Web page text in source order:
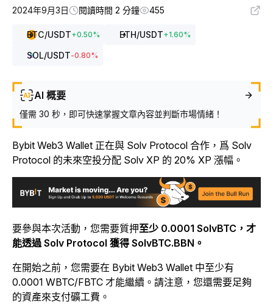
2024年9月3日
閱讀時間 2 分鐘 455
BTC/USDT+0.50% ETH/USDT+1.60%
SOL/USDT-0.80%
AI 概要
僅需 30 秒，即可快速掌握文章內容並判斷市場情緒！
Bybit Web3 Wallet 正在與 Solv Protocol 合作，爲 Solv
Protocol 的未來空投分配 Solv XP 的 20% XP 漲幅。
要參與本次活動，您需要質押至少 0.0001 SolvBTC，才
能透過 Solv Protocol 獲得 SolvBTC.BBN。
在開始之前，您需要在 Bybit Web3 Wallet 中至少有
0.0001 WBTC/FBTC 才能繼續。請注意，您還需要足夠
的資產來支付礦工費。